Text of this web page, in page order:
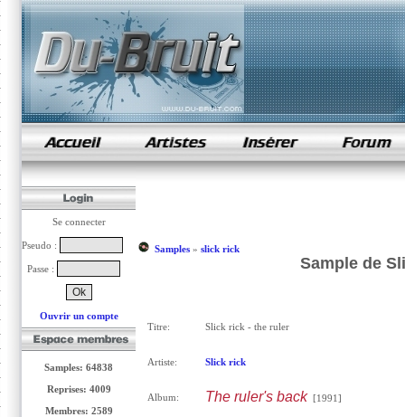
samples de rap
Se connecter
Pseudo :
Passe :
Ouvrir un compte
Samples: 64838
Reprises: 4009
Membres: 2589
Samples» slick rick
Sample de
Titre: Slick rick - the ruler
Artiste: Slick rick
Album: The ruler's back[1991]